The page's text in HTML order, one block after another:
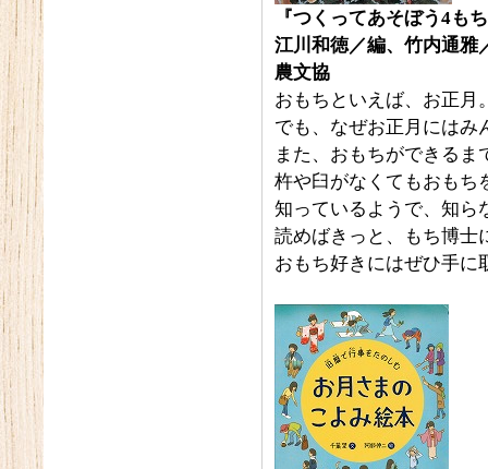
『つくってあそぼう4も
江川和徳／編、竹内通雅
農文協
おもちといえば、お正月
でも、なぜお正月にはみ
また、おもちができる
杵や臼がなくてもおもち
知っているようで、知ら
読めばきっと、もち博士
おもち好きにはぜひ手に